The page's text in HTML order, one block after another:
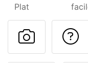
Plat